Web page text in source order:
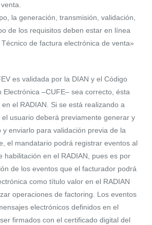
la generación, transmisión, validación,
de los requisitos deben estar en línea
de factura electrónica de venta»
es validada por la DIAN y el Código
Electrónica –CUFE– sea correcto, ésta
el RADIAN. Si se está realizando a
usuario deberá previamente generar y
y enviarlo para validación previa de la
el mandatario podrá registrar eventos al
habilitación en el RADIAN, pues es por
de los eventos que el facturador podrá
como título valor en el RADIAN
operaciones de factoring. Los eventos
electrónicos definidos en el
firmados con el certificado digital del